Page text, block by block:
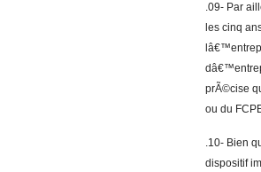
.09- Par
les cinq
prÃ©cise
ou du
.10- Bien
dispositif